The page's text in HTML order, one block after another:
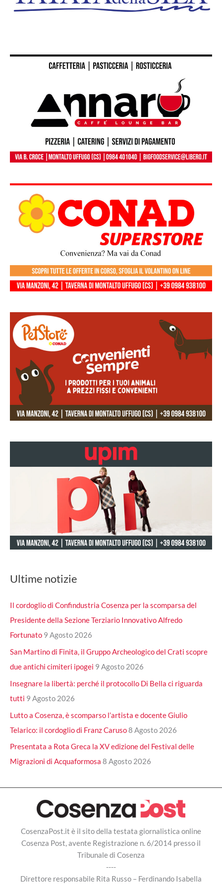
Ultime notizie
Il cordoglio di Confindustria Cosenza per la scomparsa del
Presidente della Sezione Terziario Innovativo Alfredo
Fortunato 9 Agosto 2026
San Martino di Finita, il Gruppo Archeologico del Crati scopre
due antichi cimiteri ipogei 9 Agosto 2026
Insegnare la libertà: perché il protocollo Di Bella ci riguarda
tutti 9 Agosto 2026
Lutto a Cosenza, è scomparso l’artista e docente Giulio
Telarico: il cordoglio di Franz Caruso8 Agosto 2026
Presentata a Rota Greca la XV edizione del Festival delle
Migrazioni di Acquaformosa 8 Agosto 2026
CosenzaPost.it è il sito della testata giornalistica online
Cosenza Post, avente Registrazione n. 6/2014 presso il
Tribunale di Cosenza
----
Direttore responsabile Rita Russo – Ferdinando Isabella